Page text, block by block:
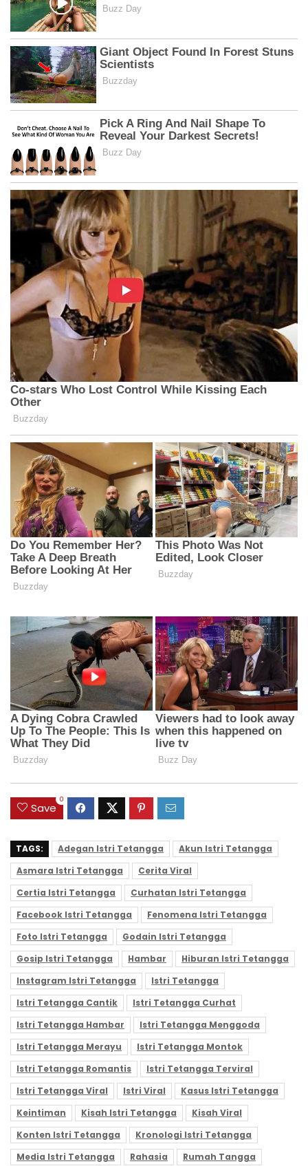
Save
0
TAGS: Adegan Istri Tetangga
Akun Istri Tetangga
Asmara Istri Tetangga
Cerita Viral
Certia Istri Tetangga
Curhatan Istri Tetangga
Facebook Istri Tetangga
Fenomena Istri Tetangga
Foto Istri Tetangga
Godain Istri Tetangga
Gosip Istri Tetangga
Hambar
Hiburan Istri Tetangga
Instagram Istri Tetangga
Istri Tetangga
Istri Tetangga Cantik
Istri Tetangga Curhat
Istri Tetangga Hambar
Istri Tetangga Menggoda
Istri Tetangga Merayu
Istri Tetangga Montok
Istri Tetangga Romantis
Istri Tetangga Terviral
Istri Tetangga Viral
Istri Viral
Kasus Istri Tetangga
Keintiman
Kisah Istri Tetangga
Kisah Viral
Konten Istri Tetangga
Kronologi Istri Tetangga
Media Istri Tetangga
Rahasia
Rumah Tangga